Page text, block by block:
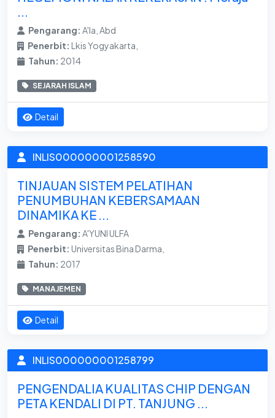
Pengarang: A'la, Abd
Penerbit: Lkis Yogyakarta,
Tahun: 2014
SEJARAH ISLAM
Detail
INLIS000000001258590
TINJAUAN SISTEM PELATIHAN
PENUMBUHAN KEBERSAMAAN
DINAMIKA KE ...
Pengarang: A'YUNI ULFA
Penerbit: Universitas Bina Darma,
Tahun: 2017
MANAJEMEN
Detail
INLIS000000001258799
PENGENDALIA KUALITAS CHIP DENGAN
PETA KENDALI DI PT. TANJUNG ...